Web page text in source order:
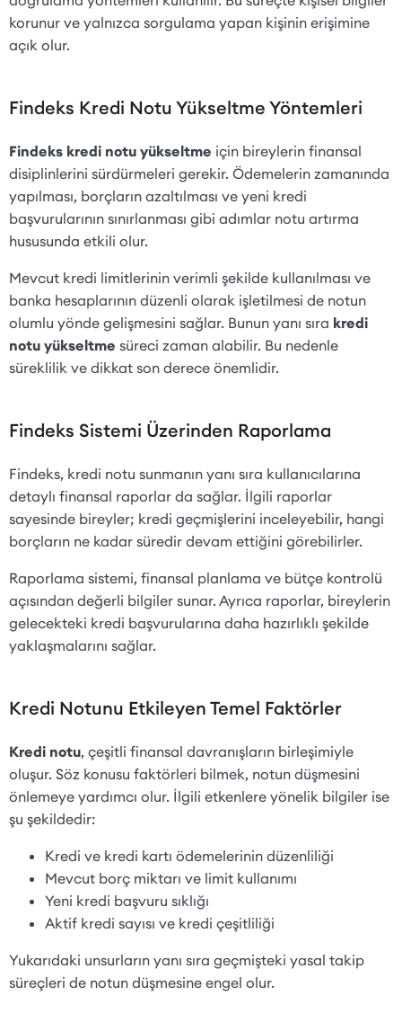
korunur ve yalnızca sorgulama yapan kişinin erişimine
açık olur.
Findeks Kredi Notu Yükseltme Yöntemleri
Findeks kredi notu yükseltme için bireylerin finansal
disiplinlerini sürdürmeleri gerekir. Ödemelerin zamanında
yapılması, borçların azaltılması ve yeni kredi
başvurularının sınırlanması gibi adımlar notu artırma
hususunda etkili olur.
Mevcut kredi limitlerinin verimli şekilde kullanılması ve
banka hesaplarının düzenli olarak işletilmesi de notun
olumlu yönde gelişmesini sağlar. Bunun yanı sıra kredi
notu yükseltme süreci zaman alabilir. Bu nedenle
süreklilik ve dikkat son derece önemlidir.
Findeks Sistemi Üzerinden Raporlama
Findeks, kredi notu sunmanın yanı sıra kullanıcılarına
detaylı finansal raporlar da sağlar. İlgili raporlar
sayesinde bireyler; kredi geçmişlerini inceleyebilir, hangi
borçların ne kadar süredir devam ettiğini görebilirler.
Raporlama sistemi, finansal planlama ve bütçe kontrolü
açısından değerli bilgiler sunar. Ayrıca raporlar, bireylerin
gelecekteki kredi başvurularına daha hazırlıklı şekilde
yaklaşmalarını sağlar.
Kredi Notunu Etkileyen Temel Faktörler
Kredi notu, çeşitli finansal davranışların birleşimiyle
oluşur. Söz konusu faktörleri bilmek, notun düşmesini
önlemeye yardımcı olur. İlgili etkenlere yönelik bilgiler ise
şu şekildedir:
Kredi ve kredi kartı ödemelerinin düzenliliği
Mevcut borç miktarı ve limit kullanımı
Yeni kredi başvuru sıklığı
Aktif kredi sayısı ve kredi çeşitliliği
Yukarıdaki unsurların yanı sıra geçmişteki yasal takip
süreçleri de notun düşmesine engel olur.